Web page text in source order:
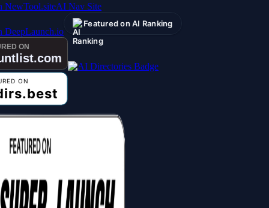
AI Nav Site
Featured on AI Ranking